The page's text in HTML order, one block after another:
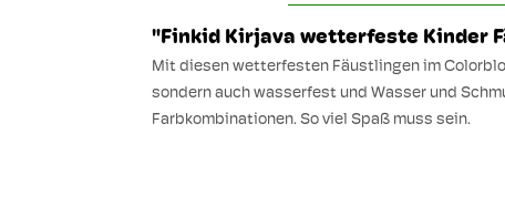
"Finkid Kirjava wetterfeste Kinder
Mit diesen wetterfesten Fäustlingen im
sondern auch wasserfest und Wasser und
Farbkombinationen. So viel Spaß muss sein.